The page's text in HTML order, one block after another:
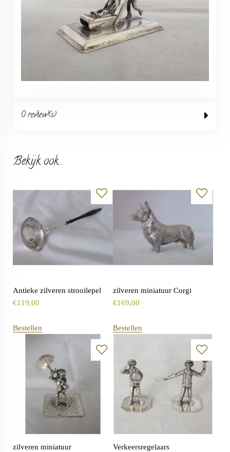
0 review(s)
Bekijk ook...
Antieke zilveren strooilepel
€119,00
Bestellen
zilveren miniatuur Corgi
€169,00
Bestellen
zilveren miniatuur
Verkeersregelaars